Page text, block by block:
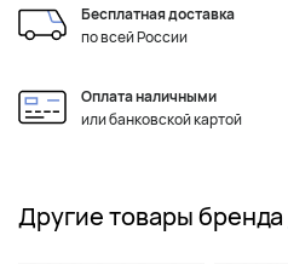
Бесплатная доставка
по всей России
Оплата наличными
или банковской картой
Другие товары бренда